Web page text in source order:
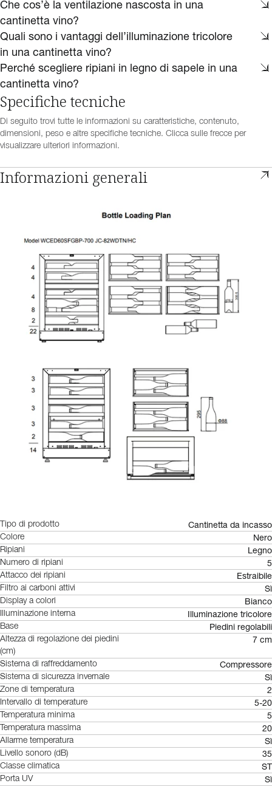
Che cos’è la ventilazione nascosta in una
cantinetta vino?
Quali sono i vantaggi dell’illuminazione tricolore
in una cantinetta vino?
Perché scegliere ripiani in legno di sapele in una
cantinetta vino?
Specifiche tecniche
Di seguito trovi tutte le informazioni su caratteristiche, contenuto,
dimensioni, peso e altre specifiche tecniche. Clicca sulle frecce per
visualizzare ulteriori informazioni.
Informazioni generali
Tipo di prodotto Cantinetta da incasso
Colore Nero
Ripiani Legno
Numero di ripiani 5
Attacco dei ripiani Estraibile
Filtro ai carboni attivi Sì
Display a colori Bianco
Illuminazione interna Illuminazione tricolore
Base Piedini regolabili
Altezza di regolazione dei piedini
(cm)
7 cm
Sistema di raffreddamento Compressore
Sistema di sicurezza invernale Sì
Zone di temperatura 2
Intervallo di temperature 5-20
Temperatura minima 5
Temperatura massima 20
Allarme temperatura Sì
Livello sonoro (dB) 35
Classe climatica ST
Porta UV Sì